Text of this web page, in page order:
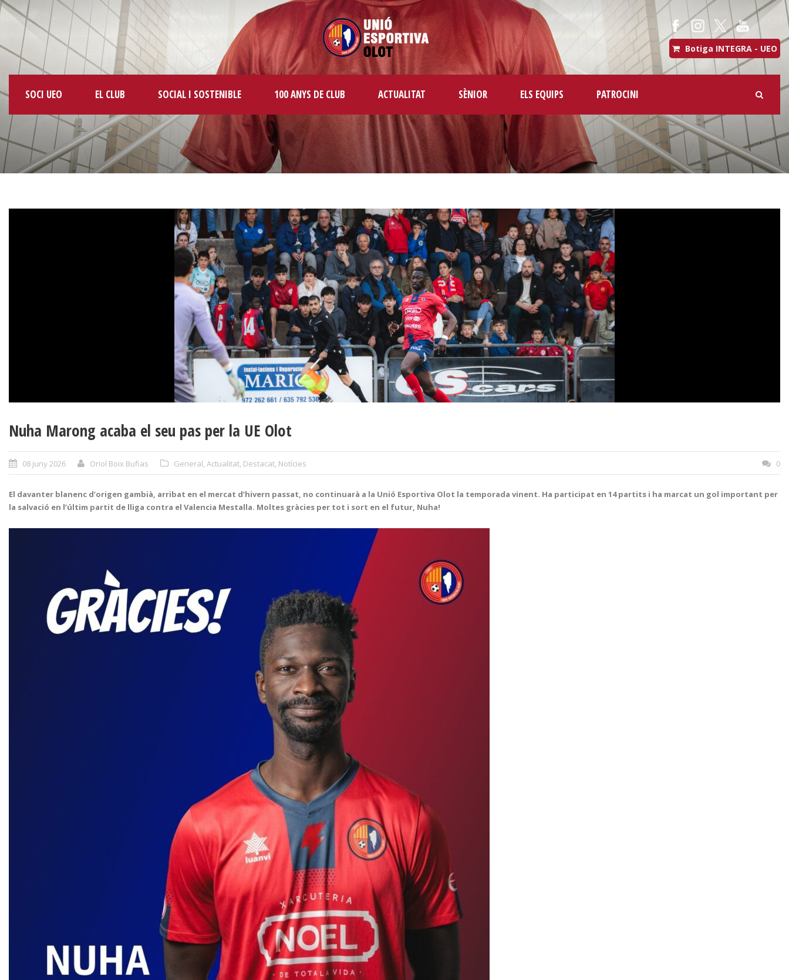
Botiga INTEGRA - UEO
SOCI UEO EL CLUB SOCIAL I SOSTENIBLE 100 ANYS DE CLUB ACTUALITAT SÈNIOR ELS EQUIPS PATROCINI
Nuha Marong acaba el seu pas per la UE Olot
08 juny 2026 Oriol Boix Bufias General Actualitat Destacat Notícies 0
El davanter blanenc d’origen gambià, arribat en el mercat d’hivern passat, no continuarà a la Unió Esportiva Olot la temporada vinent. Ha participat en 14 partits i ha marcat un gol important per
la salvació en l’últim partit de lliga contra el Valencia Mestalla. Moltes gràcies per tot i sort en el futur, Nuha!